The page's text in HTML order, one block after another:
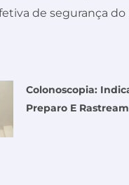
de segurança do
Colonoscopia:
Preparo E